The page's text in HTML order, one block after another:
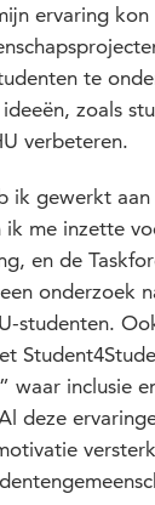
ervaring
te
zoals
verbeteren.
ik gewerkt
ik me inzette
en de
onderzoek
studenten.
waar inclusie
deze